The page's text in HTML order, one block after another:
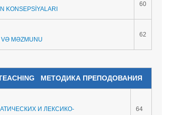
KONSEPSİYALARI
60
VƏ MƏZMUNU
62
TEACHING МЕТОДИКА ПРЕПОДОВАНИЯ
И ЛЕКСИКО-
64